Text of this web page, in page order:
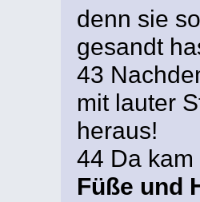
denn sie
gesandt
43
mit lauter
heraus!
44 Da
Füße und